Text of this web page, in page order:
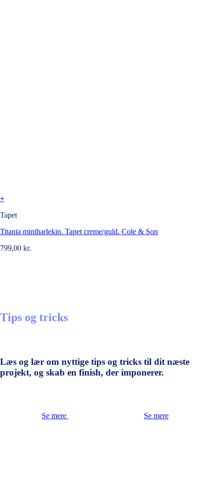
+
Tapet
Titania miniharlekin. Tapet creme/guld. Cole & Son
799,00 kr.
Tips og tricks
Læs og lær om nyttige tips og tricks til dit næste
projekt, og skab en finish, der imponerer.
Se mere Se mere